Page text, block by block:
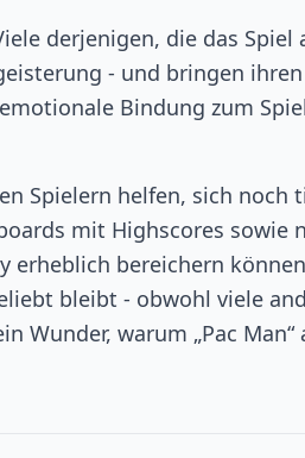
derjenigen, die das Spiel
- und bringen ihren
Bindung zum
Spielern helfen, sich noch
mit Highscores sowie
erheblich bereichern
bleibt - obwohl viele
Wunder, warum „Pac Man“